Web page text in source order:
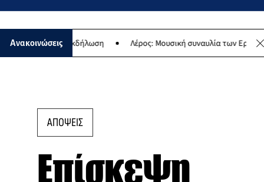
Ανακοινώσεις
εκδήλωση Λέρος: Μουσική συναυλία των Εργαστηρίων
ΑΠΟΨΕΙΣ
Επίσκεψη